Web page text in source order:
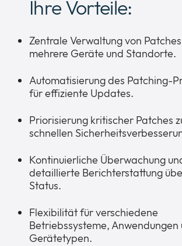
Ihre Vorteile:
Zentrale Verwaltung von
mehrere Geräte und Standorte.
Automatisierung des Patching-
für effiziente Updates.
Priorisierung kritischer Patches
schnellen
Kontinuierliche Überwachung
detaillierte Berichterstattung
Status.
Flexibilität für verschiedene
Betriebssysteme, Anwendungen
Gerätetypen.